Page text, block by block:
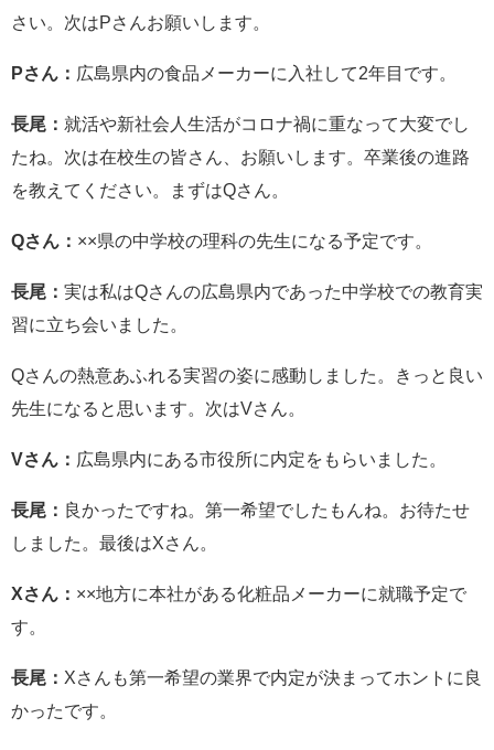
さい。次はPさんお願いします。
Pさん： 広島県内の食品メーカーに入社して2年目です。
長尾： 就活や新社会人生活がコロナ禍に重なって大変でし
たね。次は在校生の皆さん、お願いします。卒業後の進路
を教えてください。まずはQさん。
Qさん： ××県の中学校の理科の先生になる予定です。
長尾： 実は私はQさんの広島県内であった中学校での教育実
習に立ち会いました。
Qさんの熱意あふれる実習の姿に感動しました。きっと良い
先生になると思います。次はVさん。
Vさん： 広島県内にある市役所に内定をもらいました。
長尾： 良かったですね。第一希望でしたもんね。お待たせ
しました。最後はXさん。
Xさん： ××地方に本社がある化粧品メーカーに就職予定で
す。
長尾： Xさんも第一希望の業界で内定が決まってホントに良
かったです。